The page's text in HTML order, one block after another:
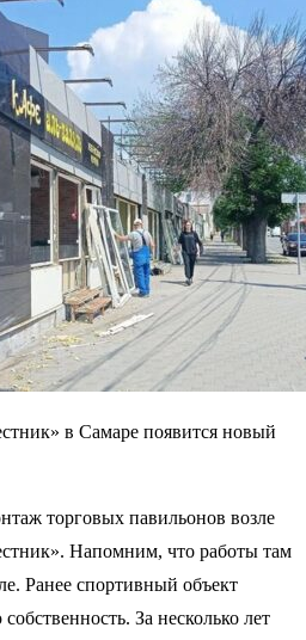
в Самаре появится новый
торговых павильонов возле
Напомним, что работы там
Ранее спортивный объект
За несколько лет